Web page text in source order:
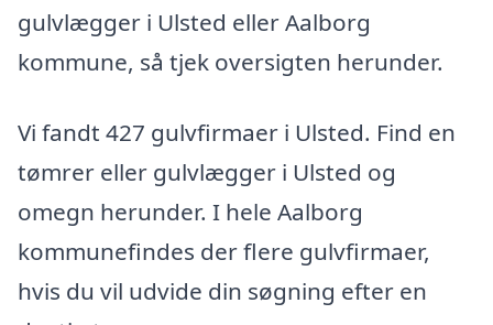
gulvlægger i Ulsted eller Aalborg
kommune, så tjek oversigten herunder.
Vi fandt 427 gulvfirmaer i Ulsted. Find en
tømrer eller gulvlægger i Ulsted og
omegn herunder. I hele Aalborg
kommunefindes der flere gulvfirmaer,
hvis du vil udvide din søgning efter en